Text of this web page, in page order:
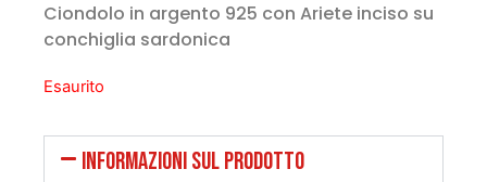
Ciondolo in argento 925 con Ariete inciso su
conchiglia sardonica
Esaurito
INFORMAZIONI SUL PRODOTTO